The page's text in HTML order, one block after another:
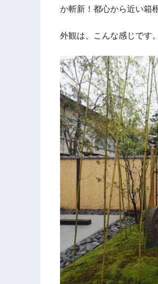
か斬新！都心から近い箱
外観は、こんな感じです。